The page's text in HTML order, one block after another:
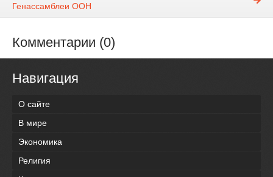
Генассамблеи ООН
Комментарии (0)
Навигация
О сайте
В мире
Экономика
Религия